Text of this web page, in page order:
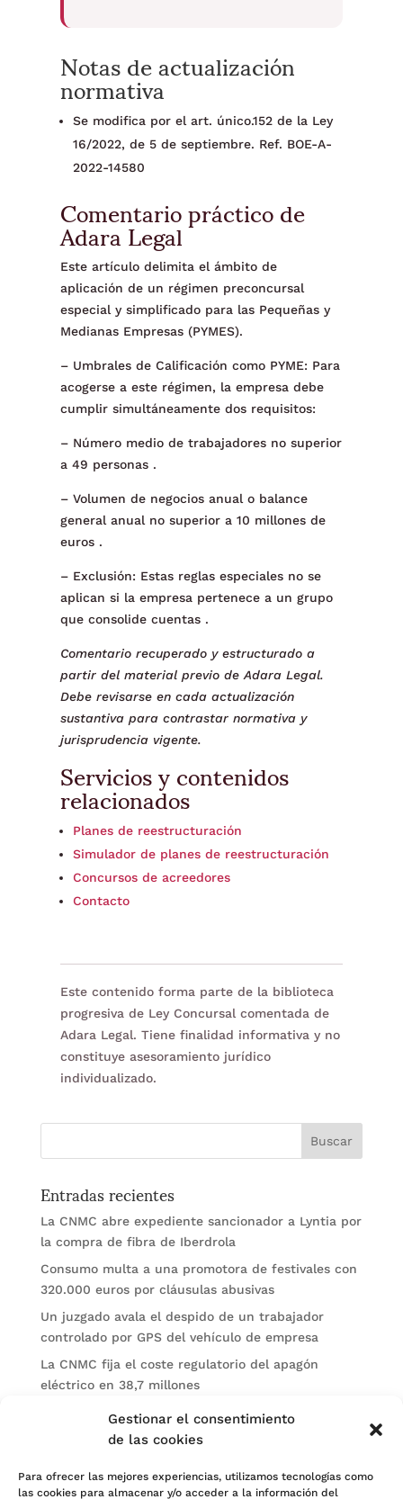
Gestionar el consentimiento
de las cookies
Para ofrecer las mejores experiencias, utilizamos tecnologías como
las cookies para almacenar y/o acceder a la información del
Notas de actualización
normativa
Se modifica por el art. único.152 de la Ley
16/2022, de 5 de septiembre. Ref. BOE-A-
2022-14580
Comentario práctico de
Adara Legal
Este artículo delimita el ámbito de
aplicación de un régimen preconcursal
especial y simplificado para las Pequeñas y
Medianas Empresas (PYMES).
– Umbrales de Calificación como PYME: Para
acogerse a este régimen, la empresa debe
cumplir simultáneamente dos requisitos:
– Número medio de trabajadores no superior
a 49 personas .
– Volumen de negocios anual o balance
general anual no superior a 10 millones de
euros .
– Exclusión: Estas reglas especiales no se
aplican si la empresa pertenece a un grupo
que consolide cuentas .
Comentario recuperado y estructurado a
partir del material previo de Adara Legal.
Debe revisarse en cada actualización
sustantiva para contrastar normativa y
jurisprudencia vigente.
Servicios y contenidos
relacionados
Planes de reestructuración
Simulador de planes de reestructuración
Concursos de acreedores
Contacto
Este contenido forma parte de la biblioteca
progresiva de Ley Concursal comentada de
Adara Legal. Tiene finalidad informativa y no
constituye asesoramiento jurídico
individualizado.
Entradas recientes
La CNMC abre expediente sancionador a Lyntia por
la compra de fibra de Iberdrola
Consumo multa a una promotora de festivales con
320.000 euros por cláusulas abusivas
Un juzgado avala el despido de un trabajador
controlado por GPS del vehículo de empresa
La CNMC fija el coste regulatorio del apagón
eléctrico en 38,7 millones
El BOE publica sanciones de la CNMV a Soltec y
Categorías